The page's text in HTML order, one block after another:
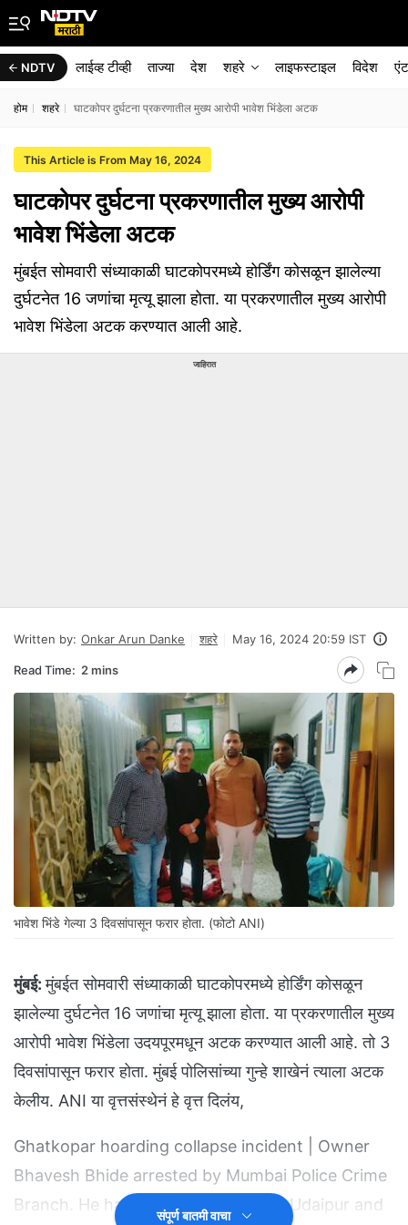
NDTV लाईव्ह टीव्ही ताज्या देश शहरे लाइफस्टाइल विदेश
होम शहरे घाटकोपर दुर्घटना प्रकरणातील मुख्य आरोपी भावेश भिंडेला अटक
This Article is From May 16, 2024
घाटकोपर दुर्घटना प्रकरणातील मुख्य आरोपी
भावेश भिंडेला अटक
मुंबईत सोमवारी संध्याकाळी घाटकोपरमध्ये होर्डिंग कोसळून झालेल्या
दुर्घटनेत 16 जणांचा मृत्यू झाला होता. या प्रकरणातील मुख्य आरोपी
भावेश भिंडेला अटक करण्यात आली आहे.
जाहिरात
Written by: Onkar Arun Danke शहरे May 16, 2024 20:59 IST
Read Time: 2 mins
भावेश भिंडे गेल्या 3 दिवसांपासून फरार होता. (फोटो ANI)
मुंबई: मुंबईत सोमवारी संध्याकाळी घाटकोपरमध्ये होर्डिंग कोसळून
झालेल्या दुर्घटनेत 16 जणांचा मृत्यू झाला होता. या प्रकरणातील मुख्य
आरोपी भावेश भिंडेला उदयपूरमधून अटक करण्यात आली आहे. तो 3
दिवसांपासून फरार होता. मुंबई पोलिसांच्या गुन्हे शाखेनं त्याला अटक
केलीय. ANI या वृत्तसंस्थेनं हे वृत्त दिलंय,
Ghatkopar hoarding collapse incident | Owner
Bhavesh Bhide arrested by Mumbai Police Crime
Branch. He has been arrested from Udaipur and
संपूर्ण बातमी वाचा